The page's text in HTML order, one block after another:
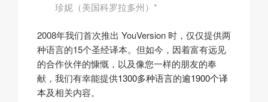
珍妮（美国科罗拉多州）*
2008年我们首次推出 YouVersion 时，仅仅提供两
种语言的15个圣经译本。但如今，因着富有远见
的合作伙伴的慷慨，以及像您一样的朋友的奉
献，我们有幸能提供1300多种语言的逾1900个译
本及相关内容。